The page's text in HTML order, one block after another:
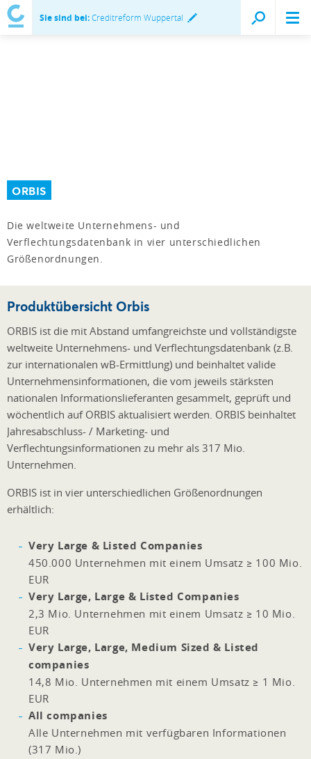
Sie sind bei:Creditreform Wuppertal
ORBIS
Die weltweite Unternehmens- und
Verflechtungsdatenbank in vier unterschiedlichen
Größenordnungen.
Produktübersicht Orbis
ORBIS ist die mit Abstand umfangreichste und vollständigste
weltweite Unternehmens- und Verflechtungsdatenbank (z.B.
zur internationalen wB-Ermittlung) und beinhaltet valide
Unternehmensinformationen, die vom jeweils stärksten
nationalen Informationslieferanten gesammelt, geprüft und
wöchentlich auf ORBIS aktualisiert werden. ORBIS beinhaltet
Jahresabschluss- / Marketing- und
Verflechtungsinformationen zu mehr als 317 Mio.
Unternehmen.
ORBIS ist in vier unterschiedlichen Größenordnungen
erhältlich:
Very Large & Listed Companies
450.000 Unternehmen mit einem Umsatz ≥ 100 Mio.
EUR
Very Large, Large & Listed Companies
2,3 Mio. Unternehmen mit einem Umsatz ≥ 10 Mio.
EUR
Very Large, Large, Medium Sized & Listed
companies
14,8 Mio. Unternehmen mit einem Umsatz ≥ 1 Mio.
EUR
All companies
Alle Unternehmen mit verfügbaren Informationen
(317 Mio.)